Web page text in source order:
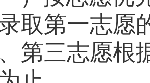
取第一志愿
第三志愿根